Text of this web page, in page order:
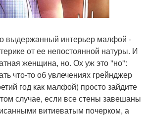
выдержанный интерьер малфой -
от ее непостоянной натуры. И
женщина, но. Ох уж это "но":
что-то об увлечениях грейнджер
год как малфой) просто зайдите
случае, если все стены завешаны
витиеватым почерком, а